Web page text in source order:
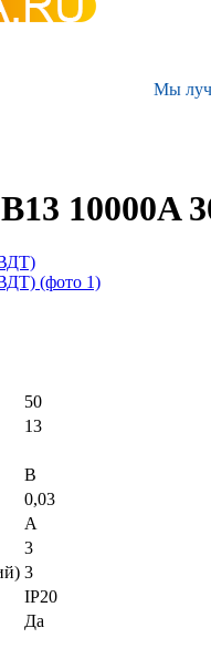
Мы
10000A
50
13
B
0,03
A
3
3
IP20
Да